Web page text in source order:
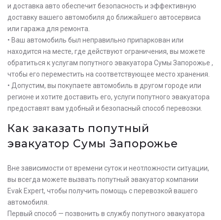
и доставка авто обеспечит безопасность и эффективную
доставку вашего автомобиля до ближайшего автосервиса
или гаража для ремонта.
• Ваш автомобиль был неправильно припаркован или
находится на месте, где действуют ограничения, вы можете
обратиться к услугам попутного эвакуатора Сумы Запорожье ,
чтобы его переместить на соответствующее место хранения.
• Допустим, вы покупаете автомобиль в другом городе или
регионе и хотите доставить его, услуги попутного эвакуатора
предоставят вам удобный и безопасный способ перевозки.
Как заказать попутный
эвакуатор Сумы Запорожье
Вне зависимости от времени суток и неотложности ситуации,
вы всегда можете вызвать попутный эвакуатор компании
Evak Expert, чтобы получить помощь с перевозкой вашего
автомобиля.
Первый способ — позвонить в службу попутного эвакуатора